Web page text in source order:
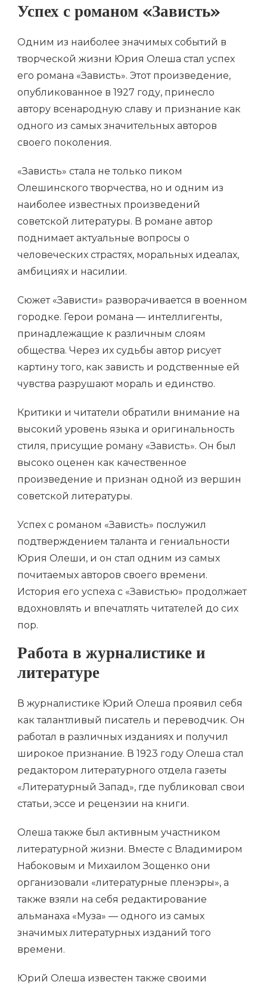
Успех с романом «Зависть»
Одним из наиболее значимых событий в
творческой жизни Юрия Олеша стал успех
его романа «Зависть». Этот произведение,
опубликованное в 1927 году, принесло
автору всенародную славу и признание как
одного из самых значительных авторов
своего поколения.
«Зависть» стала не только пиком
Олешинского творчества, но и одним из
наиболее известных произведений
советской литературы. В романе автор
поднимает актуальные вопросы о
человеческих страстях, моральных идеалах,
амбициях и насилии.
Сюжет «Зависти» разворачивается в военном
городке. Герои романа — интеллигенты,
принадлежащие к различным слоям
общества. Через их судьбы автор рисует
картину того, как зависть и родственные ей
чувства разрушают мораль и единство.
Критики и читатели обратили внимание на
высокий уровень языка и оригинальность
стиля, присущие роману «Зависть». Он был
высоко оценен как качественное
произведение и признан одной из вершин
советской литературы.
Успех с романом «Зависть» послужил
подтверждением таланта и гениальности
Юрия Олеши, и он стал одним из самых
почитаемых авторов своего времени.
История его успеха с «Завистью» продолжает
вдохновлять и впечатлять читателей до сих
пор.
Работа в журналистике и
литературе
В журналистике Юрий Олеша проявил себя
как талантливый писатель и переводчик. Он
работал в различных изданиях и получил
широкое признание. В 1923 году Олеша стал
редактором литературного отдела газеты
«Литературный Запад», где публиковал свои
статьи, эссе и рецензии на книги.
Олеша также был активным участником
литературной жизни. Вместе с Владимиром
Набоковым и Михаилом Зощенко они
организовали «литературные пленэры», а
также взяли на себя редактирование
альманаха «Муза» — одного из самых
значимых литературных изданий того
времени.
Юрий Олеша известен также своими